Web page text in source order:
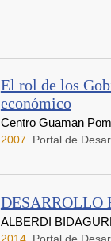
El rol de los
económico
Centro Guaman
2007 Portal de
ALBERDI
2014